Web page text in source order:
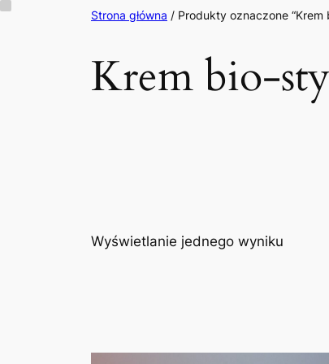
Przejdź
Strona główna / Produkty oznaczone “Krem
Krem bio-
Wyświetlanie jednego wyniku